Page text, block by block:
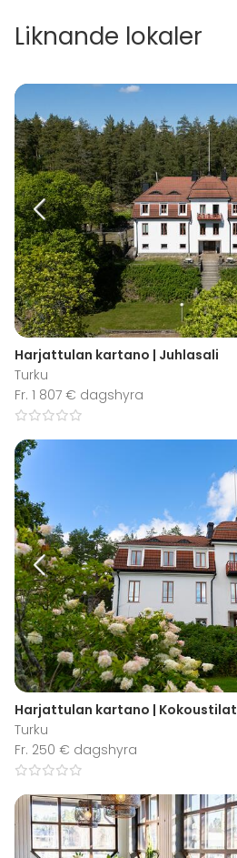
Liknande lokaler
Harjattulan kartano | Juhlasali
Turku
Fr. 1 807 € dagshyra
Harjattulan kartano | Kokoustilat
Turku
Fr. 250 € dagshyra